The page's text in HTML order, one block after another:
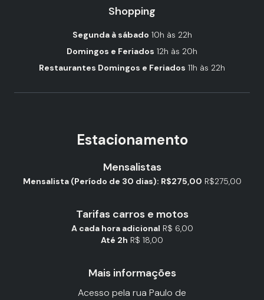
Shopping
Segunda à sábado 10h às 22h
Domingos e Feriados 12h às 20h
Restaurantes Domingos e Feriados 11h às 22h
Estacionamento
Mensalistas
Mensalista (Período de 30 dias): R$275,00 R$275,00
Tarifas carros e motos
A cada hora adicional R$ 6,00
Até 2h R$ 18,00
Mais informações
Acesso pela rua Paulo de